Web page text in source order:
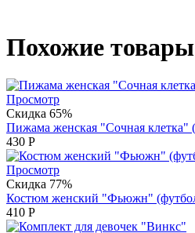
Похожие
Просмотр
Скидка 65%
Пижама женская "Сочная клетка"
430 Р
Просмотр
Скидка 77%
Костюм женский "Фьюжн"
410 Р